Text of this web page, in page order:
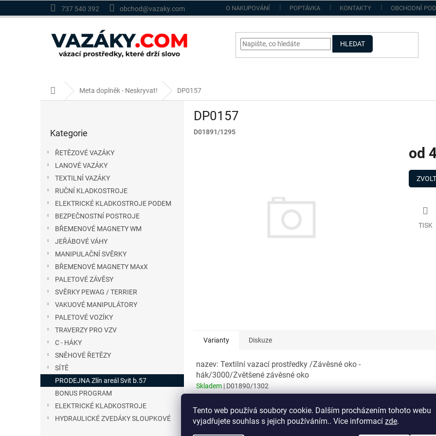
Tento web používá soubory cookie. Dalším procházením tohoto webu
vyjadřujete souhlas s jejich používáním.. Více informací zde.
737 540 392 obchod@vazaky.com O NAKUPOVÁNÍ POPTÁVKA KONTAKTY OBCHODNÍ
HLEDAT
Domů Meta doplněk - Neskryvat! DP0157
kategorie
Kategorie
ŘETĚZOVÉ VAZÁKY
LANOVÉ VAZÁKY
TEXTILNÍ VAZÁKY
RUČNÍ KLADKOSTROJE
ELEKTRICKÉ KLADKOSTROJE PODEM
BEZPEČNOSTNÍ POSTROJE
BŘEMENOVÉ MAGNETY WM
JEŘÁBOVÉ VÁHY
MANIPULAČNÍ SVĚRKY
BŘEMENOVÉ MAGNETY MAxX
PALETOVÉ ZÁVĚSY
SVĚRKY PEWAG / TERRIER
VAKUOVÉ MANIPULÁTORY
PALETOVÉ VOZÍKY
TRAVERZY PRO VZV
C - HÁKY
SNĚHOVÉ ŘETĚZY
SÍTĚ
PRODEJNA Zlín areál Svit b.57
BONUS PROGRAM
ELEKTRICKÉ KLADKOSTROJE
HYDRAULICKÉ ZVEDÁKY SLOUPKOVÉ
DP0157
D01891/1295
od
Měrná
cena:
TISK
Varianty Diskuze
nazev: Textilní vazací prostředky /Závěsné oko -
hák/3000/Zvětšené závěsné oko
Skladem | D01890/1302
hák/3000/Kontejnerový hák CWH (otevřený)
Skladem| D01891/1302